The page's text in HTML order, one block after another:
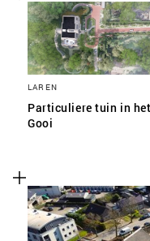
LAREN
Particuliere tuin in het
Gooi